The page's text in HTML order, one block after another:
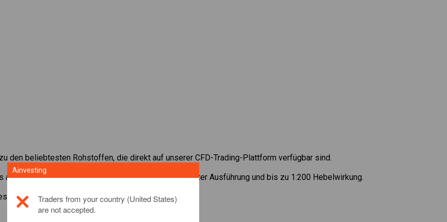
den beliebtesten Rohstoffen, die direkt auf unserer CFD-Trading-Plattform verfügbar sind.
aufGold/CNYmit minimaler Maintenance Margin, bester Ausführung und bis zu 1:200 Hebelwirkung.
Anlageproduktklicken Sie hier
Ainvesting
Traders from your country (United States)
are not accepted.